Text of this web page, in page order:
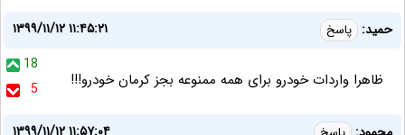
حمید: پاسخ
۱۳۹۹/۱۱/۱۲ ۱۱:۴۵:۲۱
18
5
ظاهرا واردات خودرو برای همه ممنوعه بجز کرمان خودرو!!!